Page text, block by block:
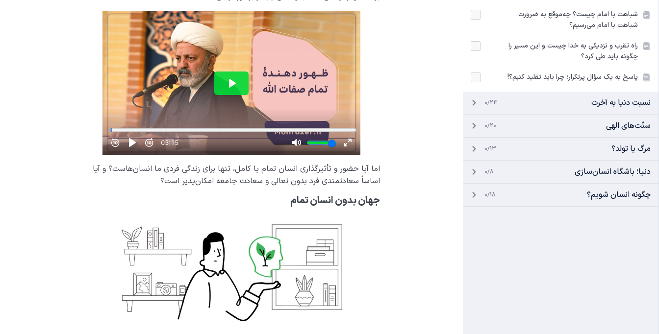
شباهت با امام چیست؟ چه‌موقع به ضرورت
شباهت با امام می‌رسیم؟
راه تقرب و نزدیکی به خدا چیست و این مسیر را
چگونه باید طی کرد؟
پاسخ به یک سؤال پرتکرار؛ چرا باید تقلید کنیم؟!
نسبت دنیا به آخرت 0/24
سنّت‌های الهی 0/20
مرگ یا تولد؟ 0/13
دنیا؛ باشگاه انسان‌سازی 0/8
چگونه انسان شویم؟ 0/18
اما آیا حضور و تأثیرگذاری انسان تمام یا کامل، تنها برای زندگی فردی ما انسان‌هاست؟ و آیا
اساساً سعادتمندی فرد بدون تعالی و سعادت جامعه امکان‌پذیر است؟
جهان بدون انسان تمام